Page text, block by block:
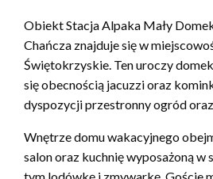
Obiekt Stacja Alpaka Mały
Chańcza znajduje się w
Świętokrzyskie. Ten uroczy
się obecnością jacuzzi oraz
dyspozycji przestronny ogród
Wnętrze domu wakacyjnego
salon oraz kuchnię wyposażoną w